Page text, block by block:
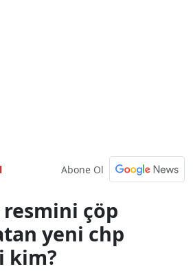
Abone Ol
çöp
yeni chp
kim?